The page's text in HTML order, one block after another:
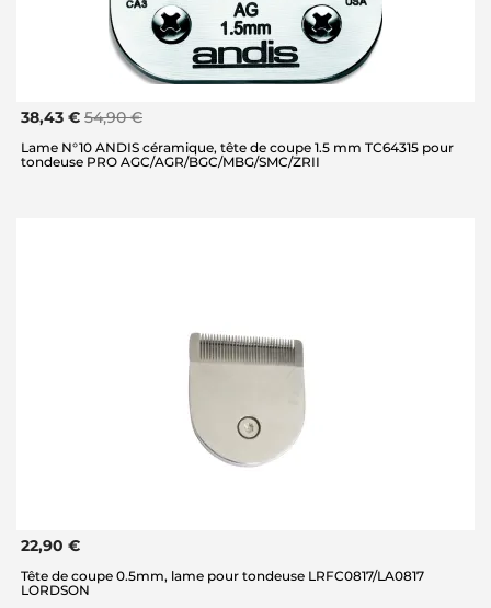
38,43 € 54,90 €
Lame N°10 ANDIS céramique, tête de coupe 1.5 mm TC64315 pour
tondeuse PRO AGC/AGR/BGC/MBG/SMC/ZRII
22,90 €
Tête de coupe 0.5mm, lame pour tondeuse LRFC0817/LA0817
LORDSON